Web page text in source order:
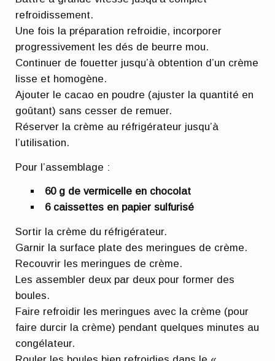
refroidissement.
Une fois la préparation refroidie, incorporer
progressivement les dés de beurre mou.
Continuer de fouetter jusqu’à obtention d’un crème
lisse et homogène.
Ajouter le cacao en poudre (ajuster la quantité en
goûtant) sans cesser de remuer.
Réserver la crème au réfrigérateur jusqu’à
l’utilisation.
Pour l’assemblage :
60 g de vermicelle en chocolat
6 caissettes en papier sulfurisé
Sortir la crème du réfrigérateur.
Garnir la surface plate des meringues de crème.
Recouvrir les meringues de crème.
Les assembler deux par deux pour former des
boules.
Faire refroidir les meringues avec la crème (pour
faire durcir la crème) pendant quelques minutes au
congélateur.